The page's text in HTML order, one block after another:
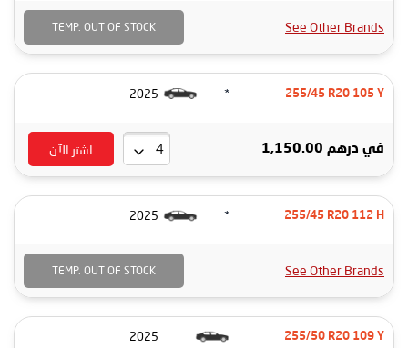
See Other Brands
TEMP. OUT OF STOCK
255/45 R20 105 Y
*
2025
في درهم 1,150.00 اشتر الآن
255/45 R20 112 H
*
2025
See Other Brands
TEMP. OUT OF STOCK
255/50 R20 109 Y
2025